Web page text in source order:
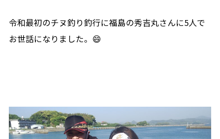
令和最初のチヌ釣り釣行に福島の秀吉丸さんに5人で
お世話になりました。😄